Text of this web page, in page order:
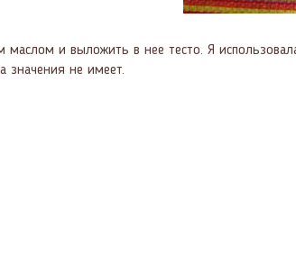
маслом и выложить в нее тесто. Я
не имеет.